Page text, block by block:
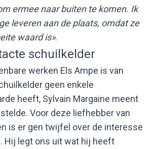
ermee naar buiten te komen. Ik
leveren aan de plaats, omdat ze
waard is».
schuilkelder
werken Els Ampe is van
geen enkele
heeft, Sylvain Margaine meent
Voor deze liefhebber van
is er gen twijfel over de interesse
Hij legt ons uit wat hij heeft